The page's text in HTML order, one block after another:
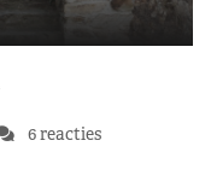
6 reacties